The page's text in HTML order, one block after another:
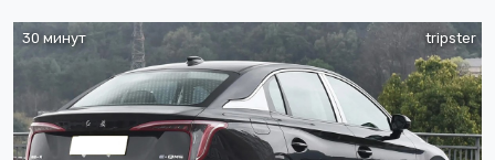
tripster
30 минут